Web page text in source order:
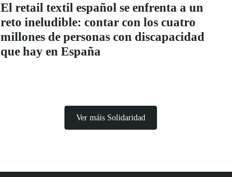
El retail textil español se enfrenta a un
reto ineludible: contar con los cuatro
millones de personas con discapacidad
que hay en España
Ver máis Solidaridad